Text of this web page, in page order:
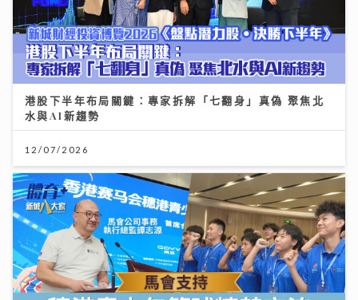
港股下半年布局關鍵：專家拆解「七翻身」真偽 聚焦北
水與AI新趨勢
12/07/2026